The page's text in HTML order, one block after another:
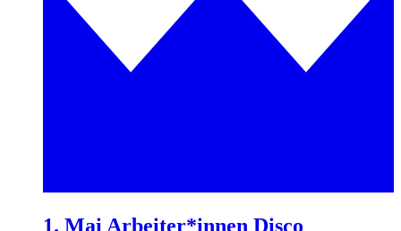
1. Mai Arbeiter*innen Disco